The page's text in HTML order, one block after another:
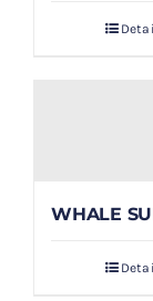
WHALE